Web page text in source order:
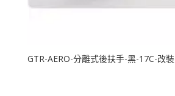
GTR-AERO-分離式後扶手-黑-17C-改裝